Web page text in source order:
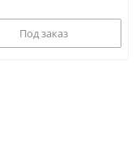
Под заказ